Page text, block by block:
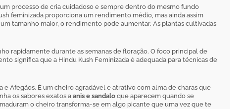
processo de cria cuidadoso e sempre dentro do mesmo fundo
feminizada proporciona um rendimento médio, mas ainda assim
tamanho maior, o rendimento pode aumentar. As plantas cultivadas
rapidamente durante as semanas de floração. O foco principal de
significa que a Hindu Kush Feminizada é adequada para técnicas de
Afegãos. É um cheiro agradável e atrativo com alma de charas que
os sabores exatos a anis e sandalo que aparecem quando se
o cheiro transforma-se em algo picante que uma vez que te